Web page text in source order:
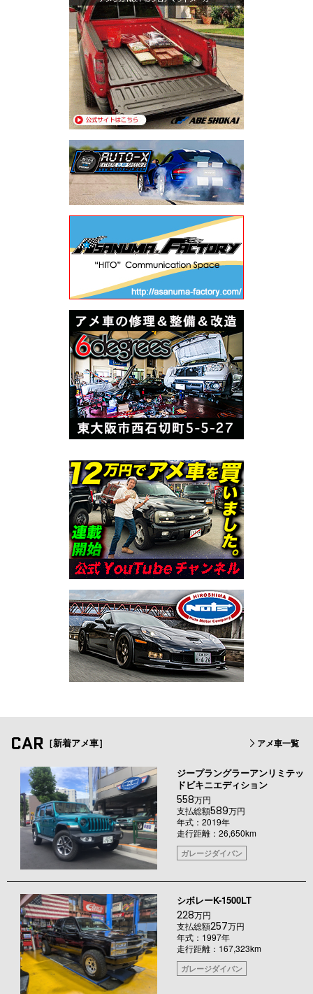
CAR ［新着アメ車］ アメ車一覧
ジープラングラーアンリミテッ
ドビキニエディション
558万円
支払総額589万円
年式：2019年
走行距離：26,650km
ガレージダイバン
シボレーK-1500LT
228万円
支払総額257万円
年式：1997年
走行距離：167,323km
ガレージダイバン